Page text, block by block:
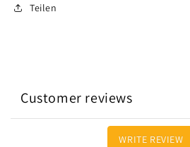
Teilen
Customer reviews
WRITE REVIEW